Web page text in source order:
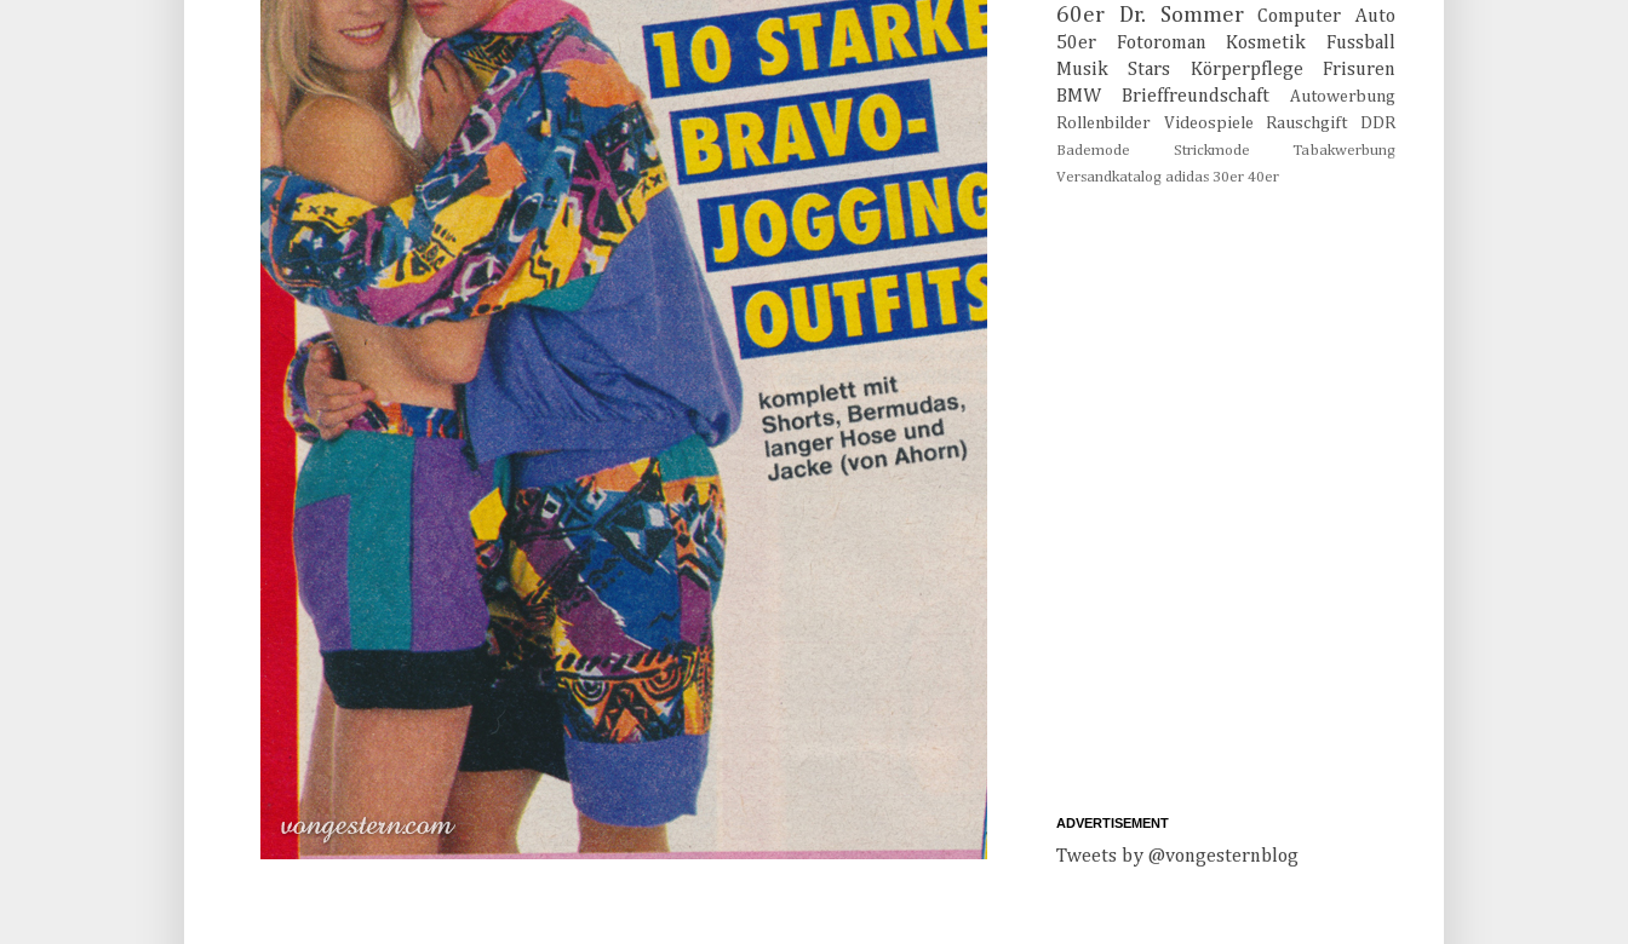
60er
Dr. Sommer Computer
Auto
50er
Fotoroman Kosmetik
Fussball
Musik
Stars Körperpflege
Frisuren
BMW
Brieffreundschaft
Autowerbung
Rollenbilder
Videospiele Rauschgift DDR
Bademode Strickmode
Tabakwerbung
Versandkatalog adidas 30er 40er
ADVERTISEMENT
Tweets by @vongesternblog